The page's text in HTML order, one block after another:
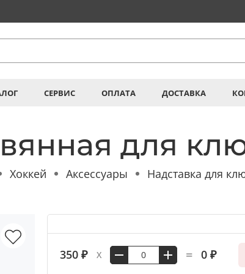
СЕРВИС ОПЛАТА ДОСТАВКА
для
Хоккей Аксессуары Надставка для
350 ₽ X = 0 ₽